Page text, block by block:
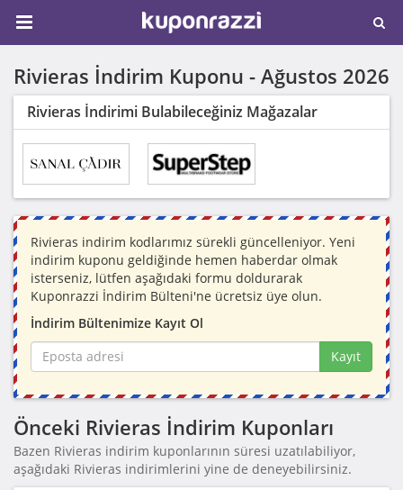
Rivieras İndirim Kuponu - Ağustos 2026
Rivieras İndirimi Bulabileceğiniz Mağazalar
Rivieras indirim kodlarımız sürekli güncelleniyor. Yeni
indirim kuponu geldiğinde hemen haberdar olmak
isterseniz, lütfen aşağıdaki formu doldurarak
Kuponrazzi İndirim Bülteni'ne ücretsiz üye olun.
İndirim Bültenimize Kayıt Ol
Kayıt
Önceki Rivieras İndirim Kuponları
Bazen Rivieras indirim kuponlarının süresi uzatılabiliyor,
aşağıdaki Rivieras indirimlerini yine de deneyebilirsiniz.